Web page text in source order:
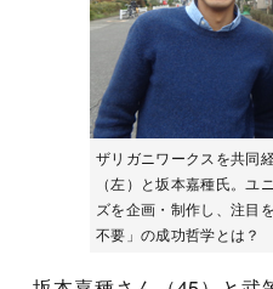
ザリガニワークスを共同
（左）と坂本嘉種氏。ユ
ズを企画・制作し、注目
不要」の成功哲学とは？